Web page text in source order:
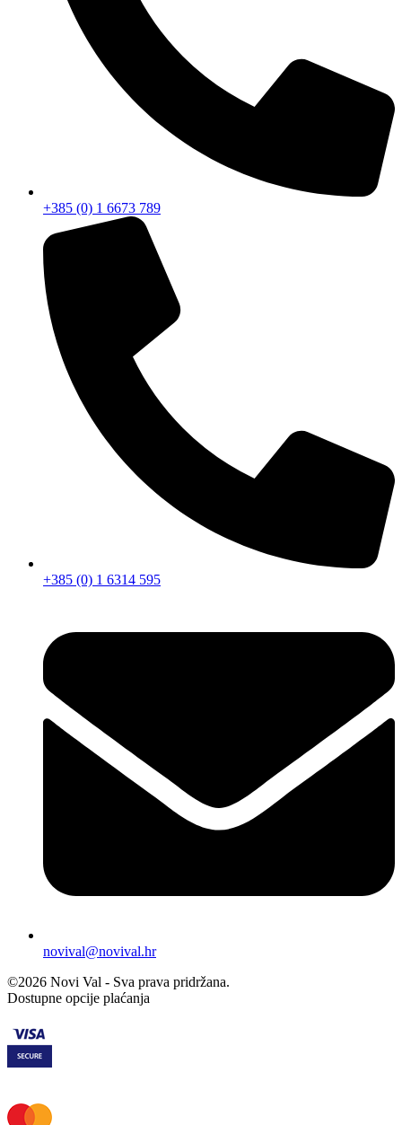
+385 (0) 1 6673 789
+385 (0) 1 6314 595
novival@novival.hr
©2026 Novi Val - Sva prava pridržana.
Dostupne opcije plaćanja